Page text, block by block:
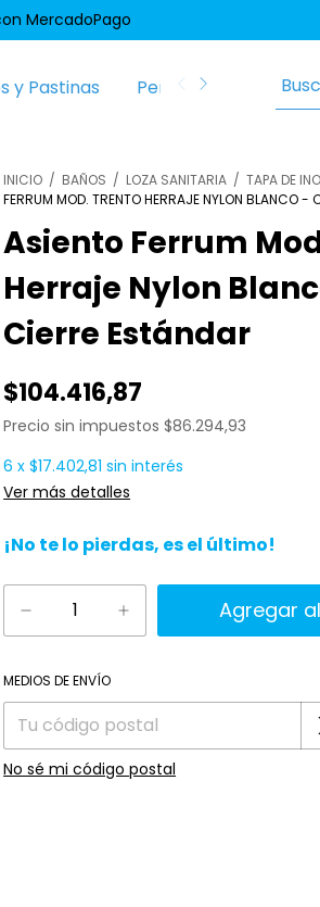
con MercadoPago
y Pastinas Perfiles y Zócalos
INICIO / BAÑOS / LOZA SANITARIA / TAPA DE
FERRUM MOD. TRENTO HERRAJE NYLON BLANCO -
Asiento Ferrum
Herraje Nylon
Cierre Estándar
$104.416,87
Precio sin impuestos$86.294,93
6 x$17.402,81 sin interés
Ver más detalles
¡No te lo pierdas, es el último!
Entregas para el CP:
MEDIOS DE ENVÍO
No sé mi código postal